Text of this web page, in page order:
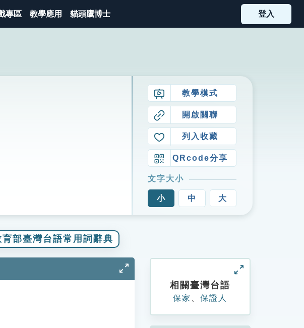
專區 教學應用 貓頭鷹博士 登入
教學模式
開啟關聯
列入收藏
QRcode分享
文字大小
小 中 大
育部臺灣台語常用詞辭典
相關臺灣台語
保家 保證人